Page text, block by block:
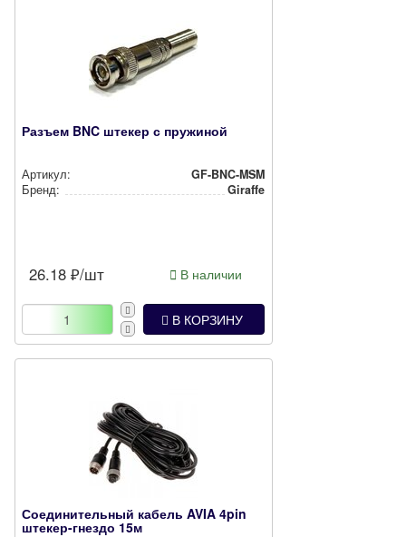
Разъем BNC штекер с пружиной
Артикул:
GF-BNC-MSM
Бренд:
Giraffe
26.18 ₽/шт В наличии
В КОРЗИНУ
Соединительный кабель AVIA 4pin
штекер-гнездо 15м